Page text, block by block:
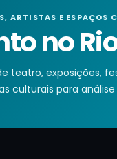
ARTISTAS E ESPAÇOS
no
teatro, exposições,
culturais para